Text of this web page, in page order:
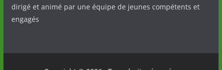
dirigé et animé par une équipe de jeunes compétents et
engagés